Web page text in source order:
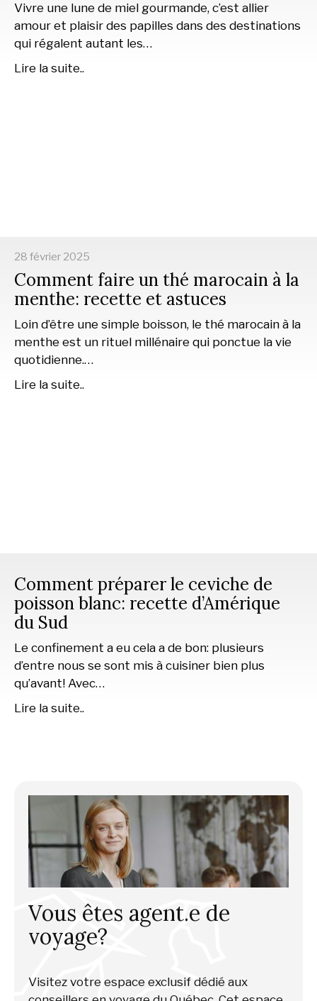
Vivre une lune de miel gourmande, c’est allier
amour et plaisir des papilles dans des destinations
qui régalent autant les…
Lire la suite..
28 février 2025
Comment faire un thé marocain à la
menthe: recette et astuces
Loin d’être une simple boisson, le thé marocain à la
menthe est un rituel millénaire qui ponctue la vie
quotidienne.…
Lire la suite..
Comment préparer le ceviche de
poisson blanc: recette d’Amérique
du Sud
Le confinement a eu cela a de bon: plusieurs
d’entre nous se sont mis à cuisiner bien plus
qu’avant! Avec…
Lire la suite..
Vous êtes agent.e de
voyage?
Visitez votre espace exclusif dédié aux